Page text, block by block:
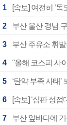
1
2
3 부산 주유소 휘
4 "올해 코스피 사
5
6
7 부산 앞바다에